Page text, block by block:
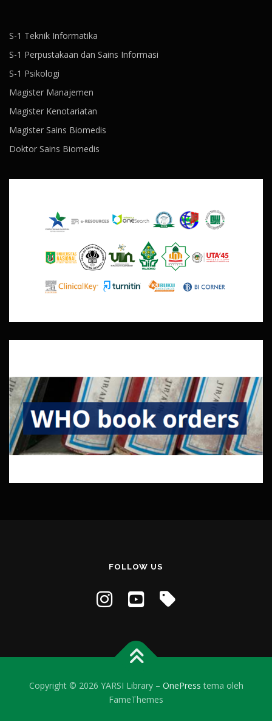
S-1 Teknik Informatika
S-1 Perpustakaan dan Sains Informasi
S-1 Psikologi
Magister Manajemen
Magister Kenotariatan
Magister Sains Biomedis
Doktor Sains Biomedis
FOLLOW US
Copyright © 2026 YARSI Library – OnePress tema oleh
FameThemes